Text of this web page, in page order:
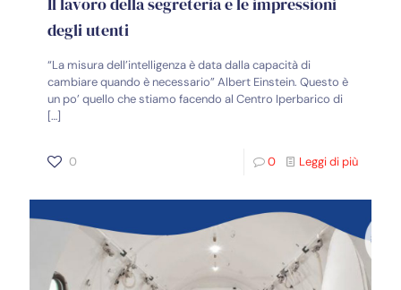
degli utenti
“La misura dell’intelligenza è data dalla capacità di
cambiare quando è necessario” Albert Einstein. Questo è
un po’ quello che stiamo facendo al Centro Iperbarico di
[…]
0 0 Leggi di più